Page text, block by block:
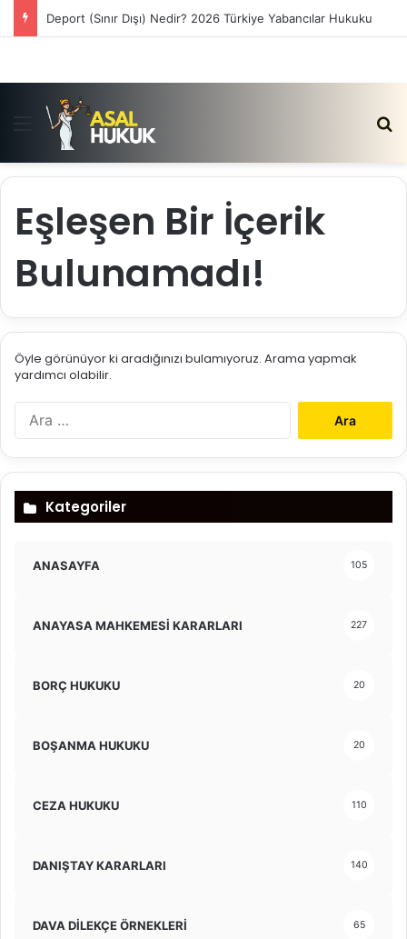
Deport (Sınır Dışı) Nedir? 2026 Türkiye Yabancılar Hukuku
Menü
Eşleşen Bir İçerik
Bulunamadı!
Öyle görünüyor ki aradığınızı bulamıyoruz. Arama yapmak
yardımcı olabilir.
Kategoriler
ANASAYFA 105
ANAYASA MAHKEMESİ KARARLARI 227
BORÇ HUKUKU 20
BOŞANMA HUKUKU 20
CEZA HUKUKU 110
DANIŞTAY KARARLARI 140
DAVA DİLEKÇE ÖRNEKLERİ 65